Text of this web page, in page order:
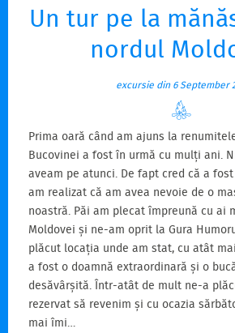
Un tur pe la
nordul
excursie din 6 September
Prima oară când am ajuns la
Bucovinei a fost în urmă cu mulți ani.
aveam pe atunci. De fapt cred că a
am realizat că am avea nevoie de o
noastră. Păi am plecat împreună cu ai
Moldovei și ne-am oprit la Gura
plăcut locația unde am stat, cu atât
a fost o doamnă extraordinară și o
desăvârșită. Într-atât de mult ne-a
rezervat să revenim și cu ocazia
mai îmi…